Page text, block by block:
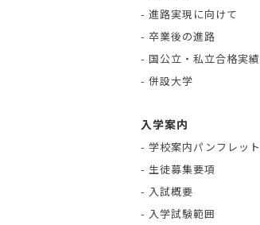
- 進路実現に向けて
- 卒業後の進路
- 国公立・私立合格実績
- 併設大学
入学案内
- 学校案内パンフレット
- 生徒募集要項
- 入試概要
- 入学試験範囲